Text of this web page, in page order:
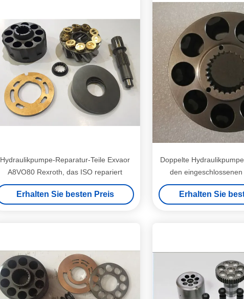
Hydraulikpumpe-Reparatur-Teile Exvaor
A8VO80 Rexroth, das ISO repariert
Erhalten Sie besten Preis
Doppelte
den
Kolbenschieber-
Erhalten Sie